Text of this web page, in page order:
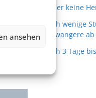
ansehen
Leider keine
Noch wenige
Schwangere
Noch 3 Tage